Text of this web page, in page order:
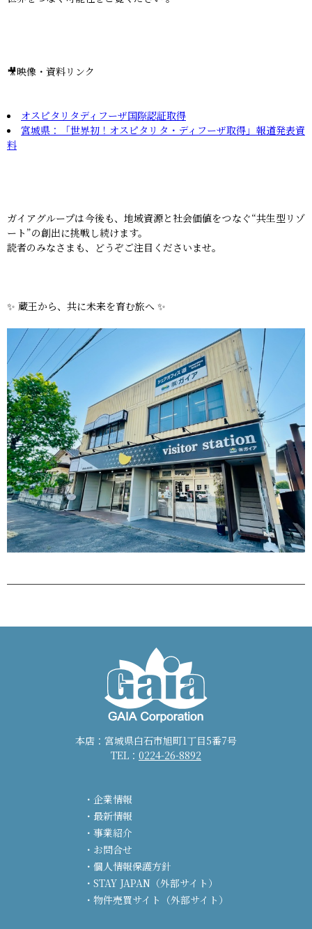
🎥映像・資料リンク
オスピタリタディフーザ国際認証取得
宮城県：「世界初！オスピタリタ・ディフーザ取得」報道発表資
料
ガイアグループは今後も、地域資源と社会価値をつなぐ“共生型リゾ
ート”の創出に挑戦し続けます。
読者のみなさまも、どうぞご注目くださいませ。
✨ 蔵王から、共に未来を育む旅へ ✨
本店：宮城県白石市旭町1丁目5番7号
TEL： 0224-26-8892
企業情報
最新情報
事業紹介
お問合せ
個人情報保護方針
STAY JAPAN（外部サイト）
物件売買サイト（外部サイト）